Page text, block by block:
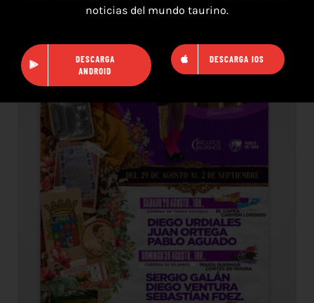
TOROS HERRERA DEL DUQUE 16 AGOSTO
noticias del mundo taurino.
DESCARGA
ANDROID
DESCARGA IOS